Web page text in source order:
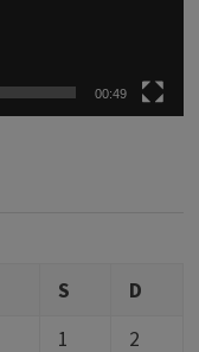
00:49
S
D
1
2